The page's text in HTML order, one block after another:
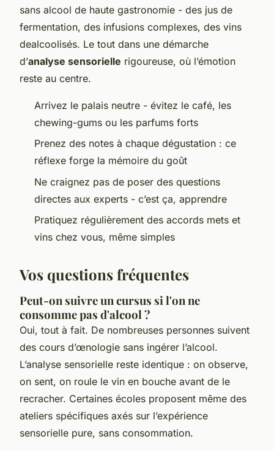
sans alcool de haute gastronomie - des jus de
fermentation, des infusions complexes, des vins
dealcoolisés. Le tout dans une démarche
d’analyse sensorielle rigoureuse, où l’émotion
reste au centre.
Arrivez le palais neutre - évitez le café, les
chewing-gums ou les parfums forts
Prenez des notes à chaque dégustation : ce
réflexe forge la mémoire du goût
Ne craignez pas de poser des questions
directes aux experts - c’est ça, apprendre
Pratiquez régulièrement des accords mets et
vins chez vous, même simples
Vos questions fréquentes
Peut-on suivre un cursus si l'on ne
consomme pas d'alcool ?
Oui, tout à fait. De nombreuses personnes suivent
des cours d’œnologie sans ingérer l’alcool.
L’analyse sensorielle reste identique : on observe,
on sent, on roule le vin en bouche avant de le
recracher. Certaines écoles proposent même des
ateliers spécifiques axés sur l’expérience
sensorielle pure, sans consommation.